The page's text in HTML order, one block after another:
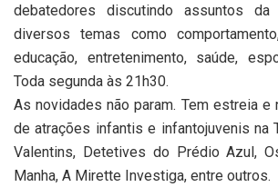
debatedores discutindo assuntos da
diversos temas como
educação, entretenimento, saúde,
Toda segunda às 21h30.
As novidades não param. Tem estreia e
de atrações infantis e infantojuvenis na
Valentins, Detetives do Prédio Azul,
Manha, A Mirette Investiga, entre outros.